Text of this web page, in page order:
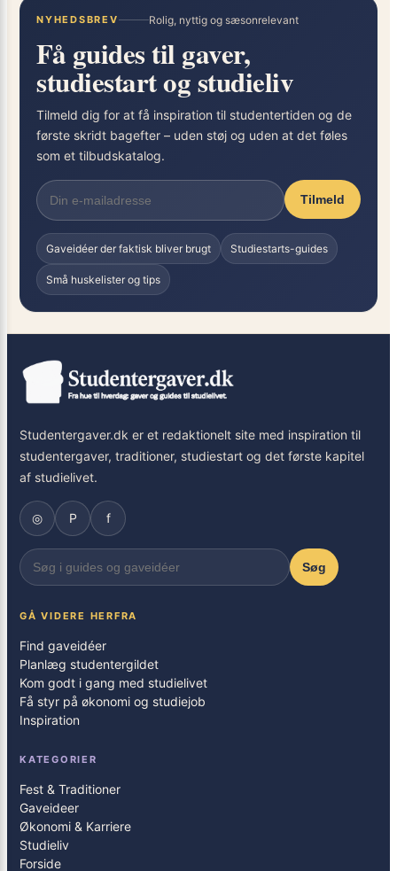
NYHEDSBREV Rolig, nyttig og sæsonrelevant
Få guides til gaver,
studiestart og studieliv
Tilmeld dig for at få inspiration til studentertiden og de
første skridt bagefter – uden støj og uden at det føles
som et tilbudskatalog.
Tilmeld
Gaveidéer der faktisk bliver brugt Studiestarts-guides
Små huskelister og tips
Studentergaver.dk er et redaktionelt site med inspiration til
studentergaver, traditioner, studiestart og det første kapitel
af studielivet.
◎ P f
Søg
GÅ VIDERE HERFRA
Find gaveidéer
Planlæg studentergildet
Kom godt i gang med studielivet
Få styr på økonomi og studiejob
Inspiration
KATEGORIER
Fest & Traditioner
Gaveideer
Økonomi & Karriere
Studieliv
Forside